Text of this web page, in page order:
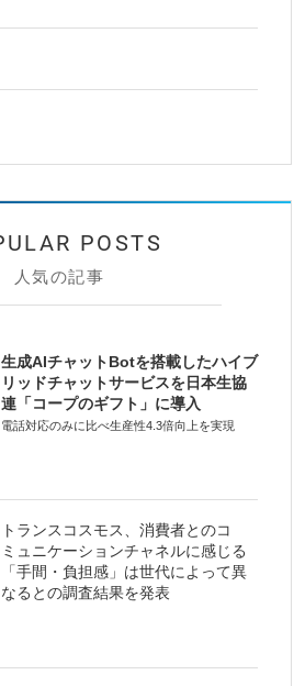
人気の記事
生成AIチャットBotを搭載したハイブ
リッドチャットサービスを日本生協
連「コープのギフト」に導入
電話対応のみに比べ生産性4.3倍向上を実現
トランスコスモス、消費者とのコ
ミュニケーションチャネルに感じる
「手間・負担感」は世代によって異
なるとの調査結果を発表